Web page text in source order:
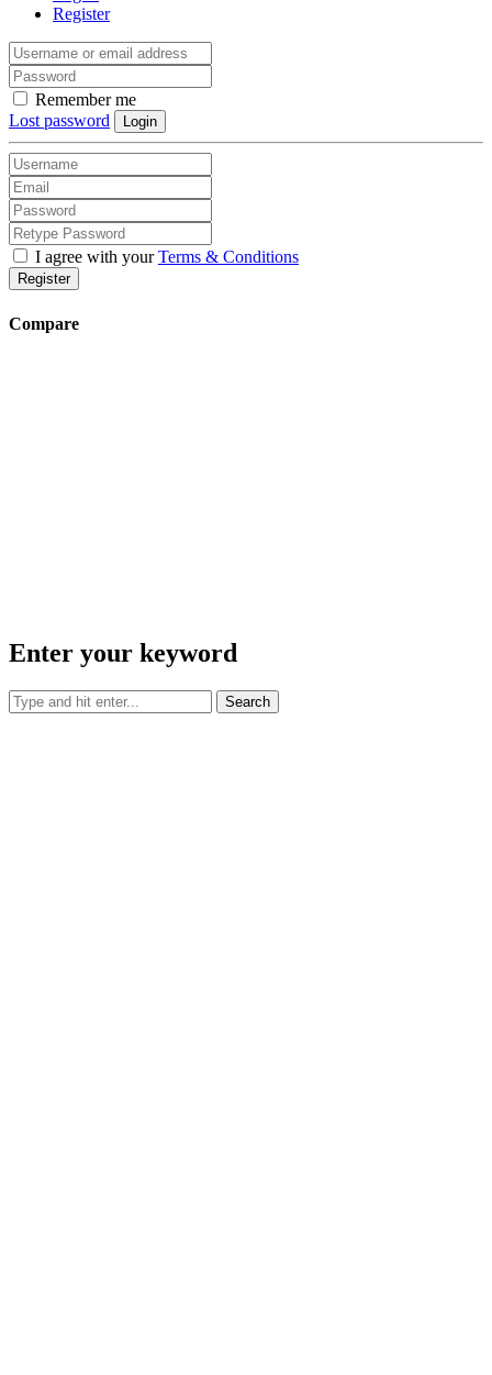
Register
Remember me
Lost password
Login
I agree with yourTerms & Conditions
Register
Compare
Enter your keyword
Search